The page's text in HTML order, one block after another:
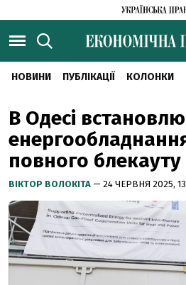
НОВИНИ ПУБЛІКАЦІЇ КОЛОНКИ
В Одесі
повного блекауту
ВІКТОР ВОЛОКІТА — 24 ЧЕРВНЯ 2025,